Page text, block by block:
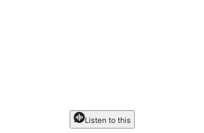
Listen to this